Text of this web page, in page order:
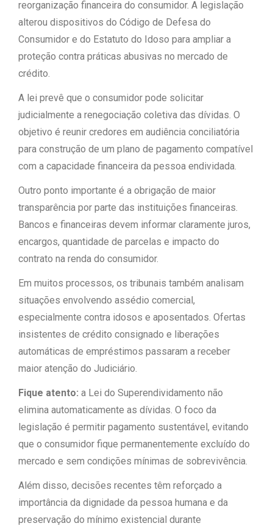
reorganização financeira do consumidor. A legislação
alterou dispositivos do Código de Defesa do
Consumidor e do Estatuto do Idoso para ampliar a
proteção contra práticas abusivas no mercado de
crédito.
A lei prevê que o consumidor pode solicitar
judicialmente a renegociação coletiva das dívidas. O
objetivo é reunir credores em audiência conciliatória
para construção de um plano de pagamento compatível
com a capacidade financeira da pessoa endividada.
Outro ponto importante é a obrigação de maior
transparência por parte das instituições financeiras.
Bancos e financeiras devem informar claramente juros,
encargos, quantidade de parcelas e impacto do
contrato na renda do consumidor.
Em muitos processos, os tribunais também analisam
situações envolvendo assédio comercial,
especialmente contra idosos e aposentados. Ofertas
insistentes de crédito consignado e liberações
automáticas de empréstimos passaram a receber
maior atenção do Judiciário.
Fique atento: a Lei do Superendividamento não
elimina automaticamente as dívidas. O foco da
legislação é permitir pagamento sustentável, evitando
que o consumidor fique permanentemente excluído do
mercado e sem condições mínimas de sobrevivência.
Além disso, decisões recentes têm reforçado a
importância da dignidade da pessoa humana e da
preservação do mínimo existencial durante